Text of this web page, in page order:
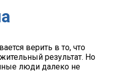
верить в то, что
результат. Но
люди далеко не